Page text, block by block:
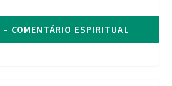
COMENTÁRIO ESPIRITUAL